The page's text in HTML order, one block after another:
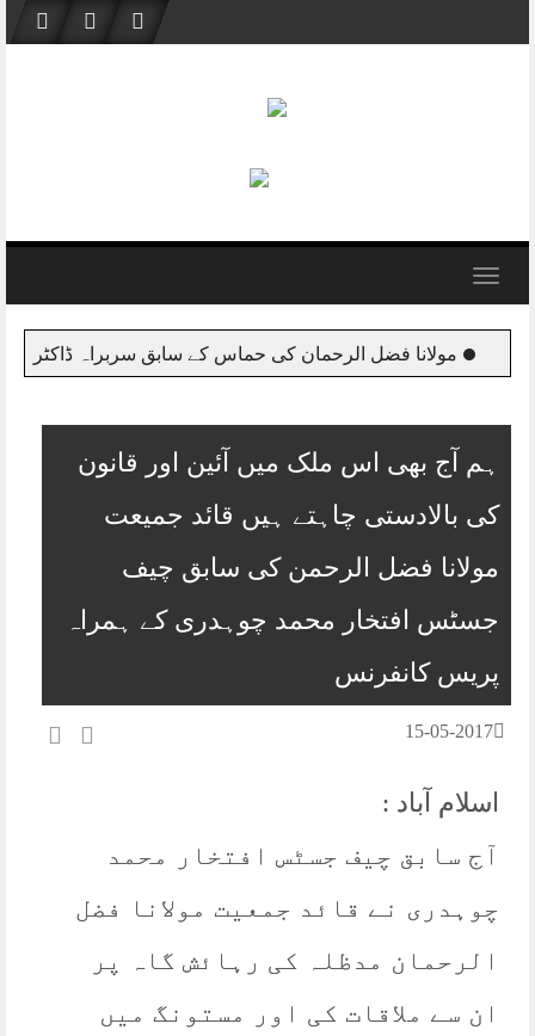
content
Toggle
سربراہ ڈاکٹر خالد مشعل سے ملاقات مولانا فضل الرحمان
ہم آج بھی اس ملک میں آئین اور قانون
کی بالادستی چاہتے ہیں قائد جمیعت
مولانا فضل الرحمن کی سابق چیف
جسٹس افتخار محمد چوہدری کے ہمراہ
پریس کانفرنس
15-05-2017
اسلام آباد :
آج سابق چیف جسٹس افتخار محمد
چوہدری نے قائد جمعیت مولانا فضل
الرحمان مدظلہ کی رہائش گاہ پر
ان سے ملاقات کی اور مستونگ میں